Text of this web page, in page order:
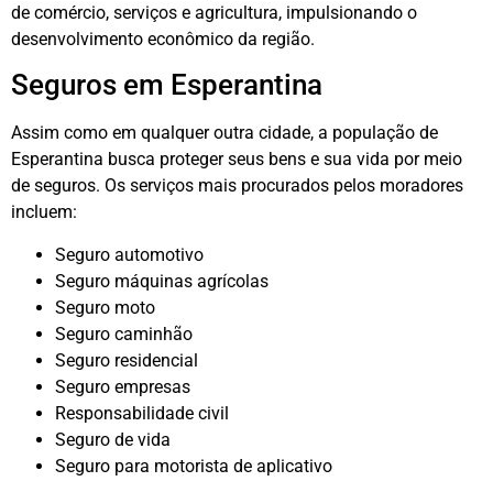
de comércio, serviços e agricultura, impulsionando o
desenvolvimento econômico da região.
Seguros em Esperantina
Assim como em qualquer outra cidade, a população de
Esperantina busca proteger seus bens e sua vida por meio
de seguros. Os serviços mais procurados pelos moradores
incluem:
Seguro automotivo
Seguro máquinas agrícolas
Seguro moto
Seguro caminhão
Seguro residencial
Seguro empresas
Responsabilidade civil
Seguro de vida
Seguro para motorista de aplicativo